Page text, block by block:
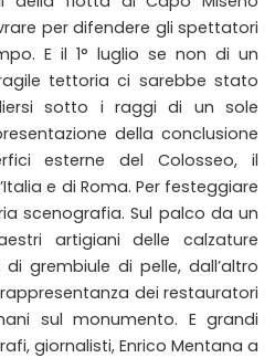
per difendere gli spettatori
E il 1° luglio se non di un
tettoria ci sarebbe stato
sotto i raggi di un sole
della conclusione
esterne del Colosseo, il
e di Roma. Per festeggiare
scenografia. Sul palco da un
artigiani delle calzature
grembiule di pelle, dall’altro
dei restauratori
sul monumento. E grandi
giornalisti, Enrico Mentana a